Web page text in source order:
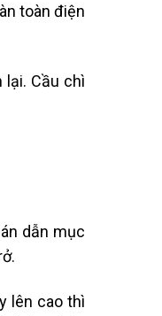
toàn điện
lại. Cầu chì
dẫn mục
lên cao thì